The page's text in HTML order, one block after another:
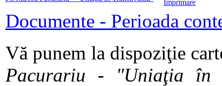
Documente - Perioada
Vă punem la dispoziţie
Pacurariu - "Uniaţia în